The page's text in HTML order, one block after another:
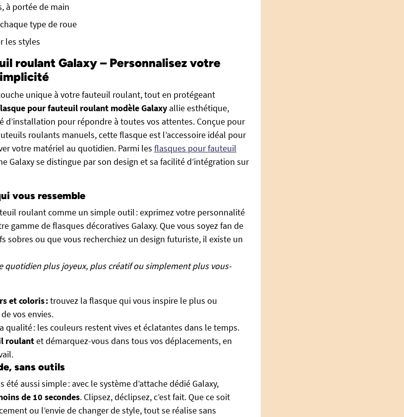
à portée de main
type de roue
les styles
roulant Galaxy – Personnalisez votre
unique à votre fauteuil roulant, tout en protégeant
pour fauteuil roulant modèle Galaxy allie esthétique,
d’installation pour répondre à toutes vos attentes. Conçue pour
roulants manuels, cette flasque est l’accessoire idéal pour
votre matériel au quotidien. Parmi les flasques pour fauteuil
Galaxy se distingue par son design et sa facilité d’intégration sur
vous ressemble
roulant comme un simple outil : exprimez votre personnalité
gamme de flasques décoratives Galaxy. Que vous soyez fan de
sobres ou que vous recherchiez un design futuriste, il existe un
quotidien plus joyeux, plus créatif ou simplement plus vous-
et coloris :trouvez la flasque qui vous inspire le plus ou
vos envies.
qualité : les couleurs restent vives et éclatantes dans le temps.
roulantet démarquez-vous dans tous vos déplacements, en
sans outils
été aussi simple : avec le système d’attache dédié Galaxy,
de 10 secondes. Clipsez, déclipsez, c’est fait. Que ce soit
ou l’envie de changer de style, tout se réalise sans